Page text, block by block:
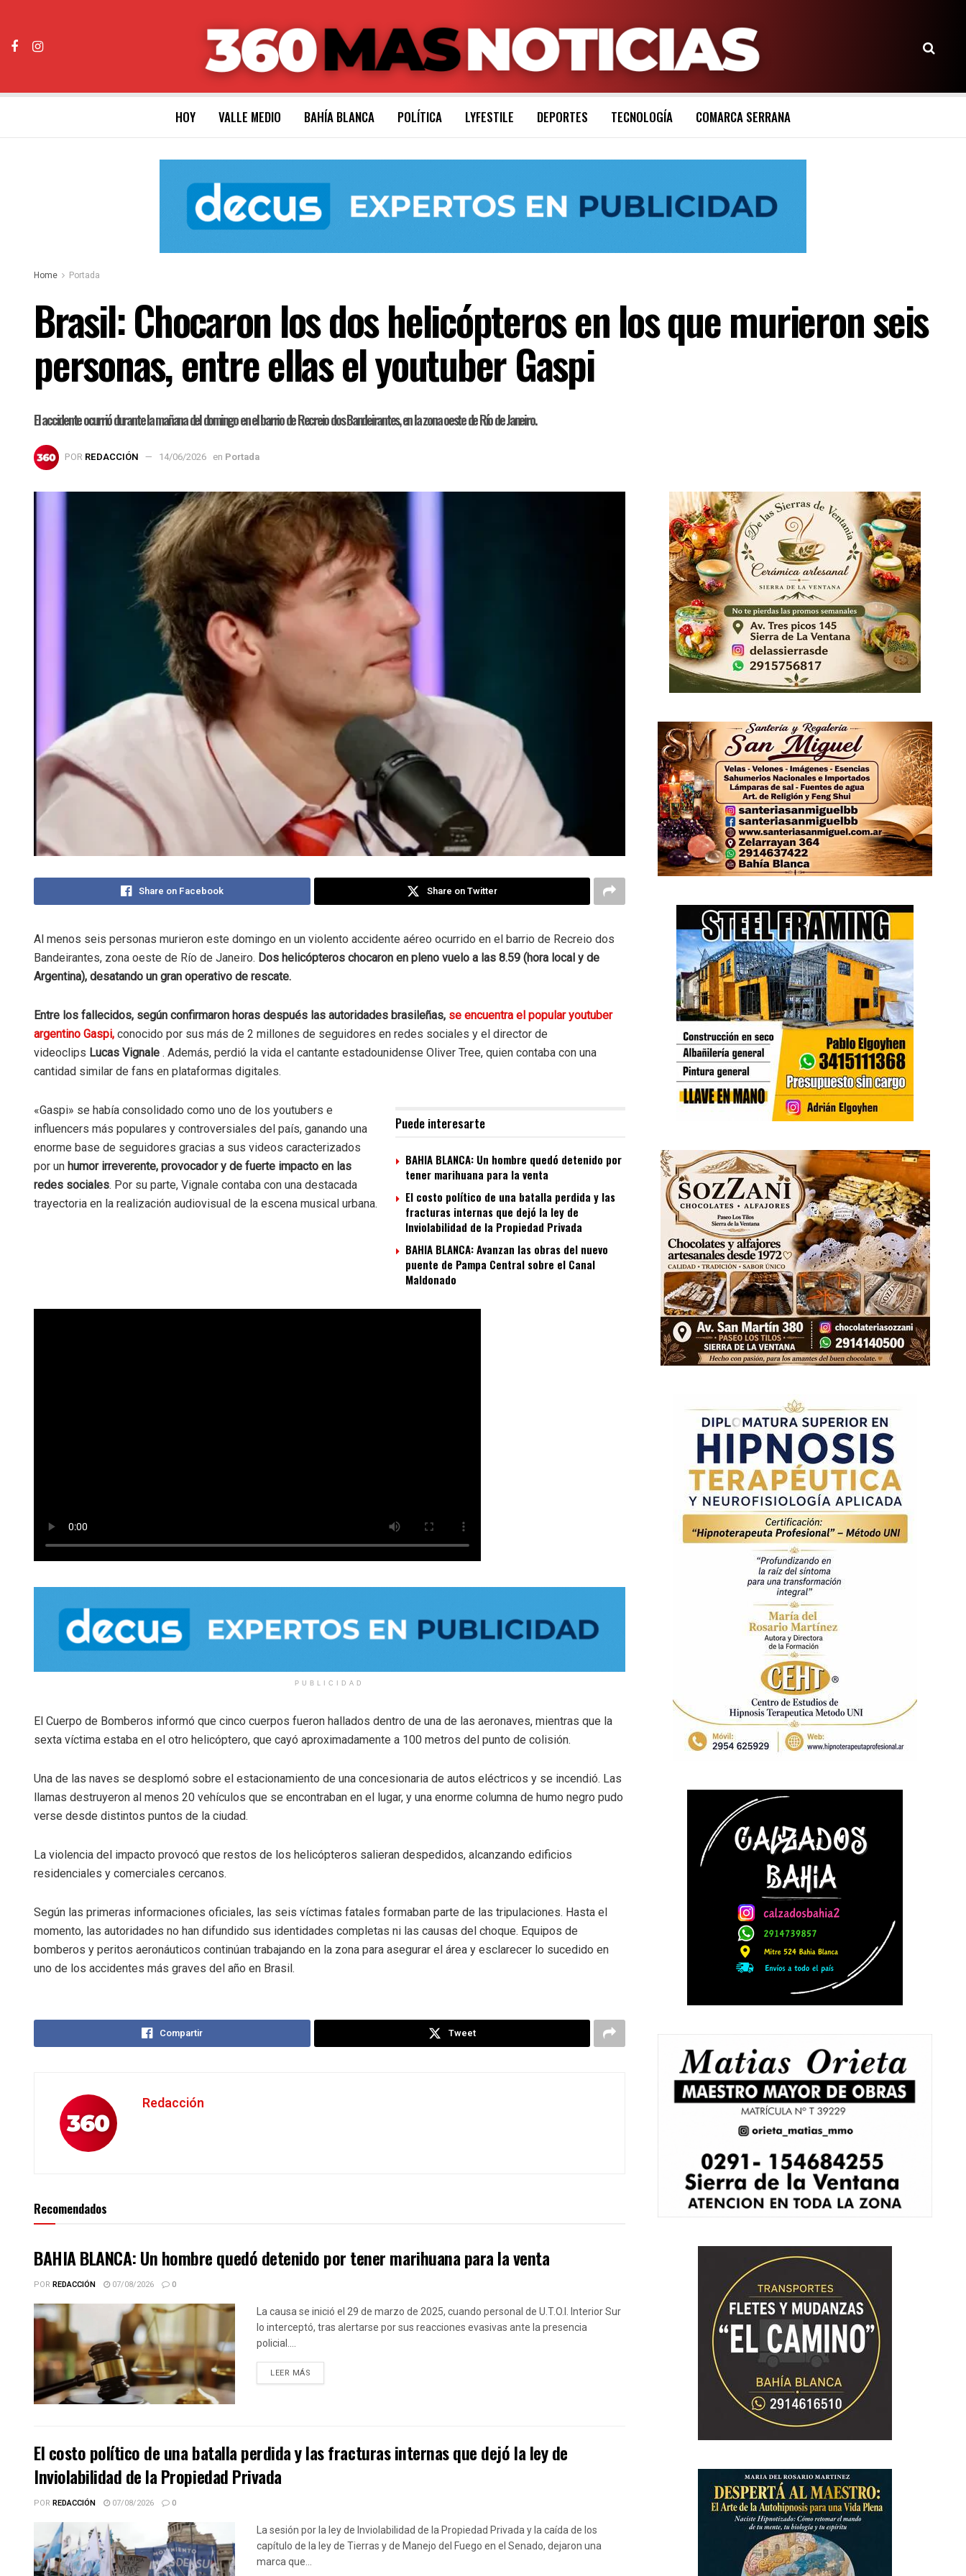
HOY VALLE MEDIO BAHÍA BLANCA POLÍTICA LYFESTILE DEPORTES TECNOLOGÍA COMARCA SERRANA
Home Portada
Brasil: Chocaron los dos helicópteros en los que murieron seis
personas, entre ellas el youtuber Gaspi
El accidente ocurrió durante la mañana del domingo en el barrio de Recreio dos Bandeirantes, en la zona oeste de Río de Janeiro.
POR REDACCIÓN 14/06/2026 en Portada
Share on Facebook Share on Twitter
Al menos seis personas murieron este domingo en un violento accidente aéreo ocurrido en el barrio de Recreio dos
Bandeirantes, zona oeste de Río de Janeiro. Dos helicópteros chocaron en pleno vuelo a las 8.59 (hora local y de
Argentina), desatando un gran operativo de rescate.
Entre los fallecidos, según confirmaron horas después las autoridades brasileñas, se encuentra el popular youtuber
argentino Gaspi, conocido por sus más de 2 millones de seguidores en redes sociales y el director de
videoclips Lucas Vignale . Además, perdió la vida el cantante estadounidense Oliver Tree, quien contaba con una
cantidad similar de fans en plataformas digitales.
Puede interesarte
BAHIA BLANCA: Un hombre quedó detenido por
tener marihuana para la venta
El costo político de una batalla perdida y las
fracturas internas que dejó la ley de
Inviolabilidad de la Propiedad Privada
BAHIA BLANCA: Avanzan las obras del nuevo
puente de Pampa Central sobre el Canal
Maldonado
«Gaspi» se había consolidado como uno de los youtubers e
influencers más populares y controversiales del país, ganando una
enorme base de seguidores gracias a sus videos caracterizados
por un humor irreverente, provocador y de fuerte impacto en las
redes sociales. Por su parte, Vignale contaba con una destacada
trayectoria en la realización audiovisual de la escena musical urbana.
PUBLICIDAD
El Cuerpo de Bomberos informó que cinco cuerpos fueron hallados dentro de una de las aeronaves, mientras que la
sexta víctima estaba en el otro helicóptero, que cayó aproximadamente a 100 metros del punto de colisión.
Una de las naves se desplomó sobre el estacionamiento de una concesionaria de autos eléctricos y se incendió. Las
llamas destruyeron al menos 20 vehículos que se encontraban en el lugar, y una enorme columna de humo negro pudo
verse desde distintos puntos de la ciudad.
La violencia del impacto provocó que restos de los helicópteros salieran despedidos, alcanzando edificios
residenciales y comerciales cercanos.
Según las primeras informaciones oficiales, las seis víctimas fatales formaban parte de las tripulaciones. Hasta el
momento, las autoridades no han difundido sus identidades completas ni las causas del choque. Equipos de
bomberos y peritos aeronáuticos continúan trabajando en la zona para asegurar el área y esclarecer lo sucedido en
uno de los accidentes más graves del año en Brasil.
Compartir Tweet
Redacción
Recomendados
BAHIA BLANCA: Un hombre quedó detenido por tener marihuana para la venta
POR REDACCIÓN 07/08/2026 0
La causa se inició el 29 de marzo de 2025, cuando personal de U.T.O.I. Interior Sur
lo interceptó, tras alertarse por sus reacciones evasivas ante la presencia
policial....
LEER MÁS
El costo político de una batalla perdida y las fracturas internas que dejó la ley de
Inviolabilidad de la Propiedad Privada
POR REDACCIÓN 07/08/2026 0
La sesión por la ley de Inviolabilidad de la Propiedad Privada y la caída de los
capítulo de la ley de Tierras y de Manejo del Fuego en el Senado, dejaron una
marca que...